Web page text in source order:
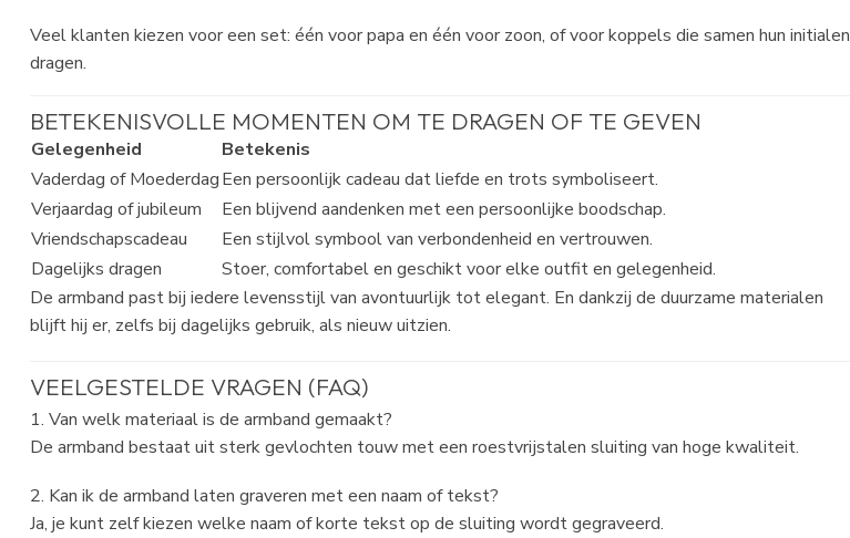
Veel klanten kiezen voor een set: één voor papa en één voor zoon, of voor koppels die samen hun initialen
dragen.
BETEKENISVOLLE MOMENTEN OM TE DRAGEN OF TE GEVEN
Gelegenheid
Betekenis
Vaderdag of MoederdagEen persoonlijk cadeau dat liefde en trots symboliseert.
Verjaardag of jubileum
Een blijvend aandenken met een persoonlijke boodschap.
Vriendschapscadeau
Een stijlvol symbool van verbondenheid en vertrouwen.
Dagelijks dragen
Stoer, comfortabel en geschikt voor elke outfit en gelegenheid.
De armband past bij iedere levensstijl van avontuurlijk tot elegant. En dankzij de duurzame materialen
blijft hij er, zelfs bij dagelijks gebruik, als nieuw uitzien.
VEELGESTELDE VRAGEN (FAQ)
1. Van welk materiaal is de armband gemaakt?
De armband bestaat uit sterk gevlochten touw met een roestvrijstalen sluiting van hoge kwaliteit.
2. Kan ik de armband laten graveren met een naam of tekst?
Ja, je kunt zelf kiezen welke naam of korte tekst op de sluiting wordt gegraveerd.